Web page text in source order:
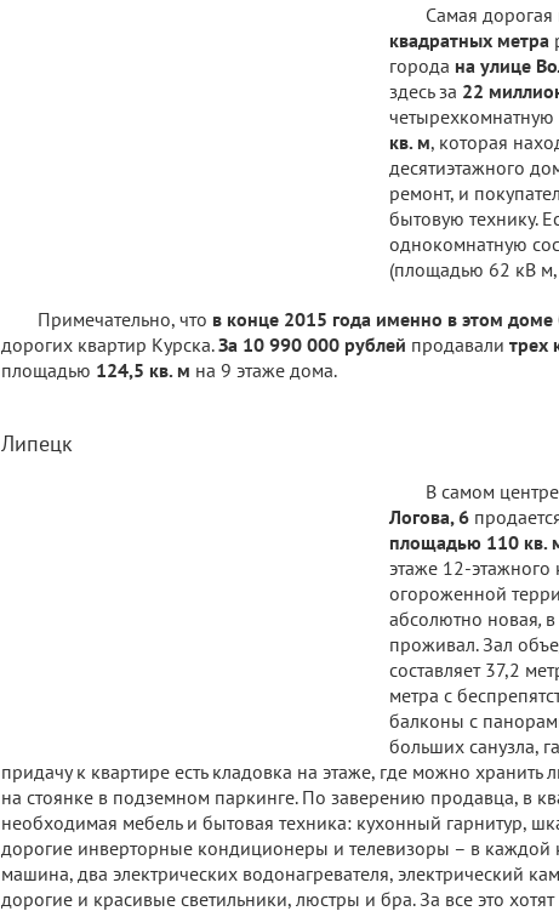
Самая
квадратных метра
города на улице
здесь за 22
кв. м, которая
десятиэтажного
ремонт, и
бытовую технику.
однокомнатную
(площадью 62 кВ
Примечательно, что в конце 2015 года именно в этом доме
дорогих квартир Курска.За 10 990 000 рублей продавали трех
площадью 124,5 кв. м на 9 этаже дома.
Липецк
В самом
Логова, 6
площадью 110 кв.
этаже 12-этажного
огороженной
абсолютно новая,
проживал. Зал
составляет 37,2
метра с
балконы с
больших санузла,
придачу к квартире есть кладовка на этаже, где можно
на стоянке в подземном паркинге. По заверению продавца, в
необходимая мебель и бытовая техника: кухонный гарнитур,
дорогие инверторные кондиционеры и телевизоры – в каждой
машина, два электрических водонагревателя, электрический
дорогие и красивые светильники, люстры и бра. За все это хотят